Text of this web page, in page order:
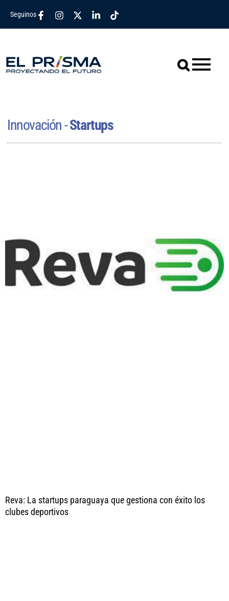
Seguinos
Innovación -Startups
Reva: La startups paraguaya que gestiona con éxito los
clubes deportivos